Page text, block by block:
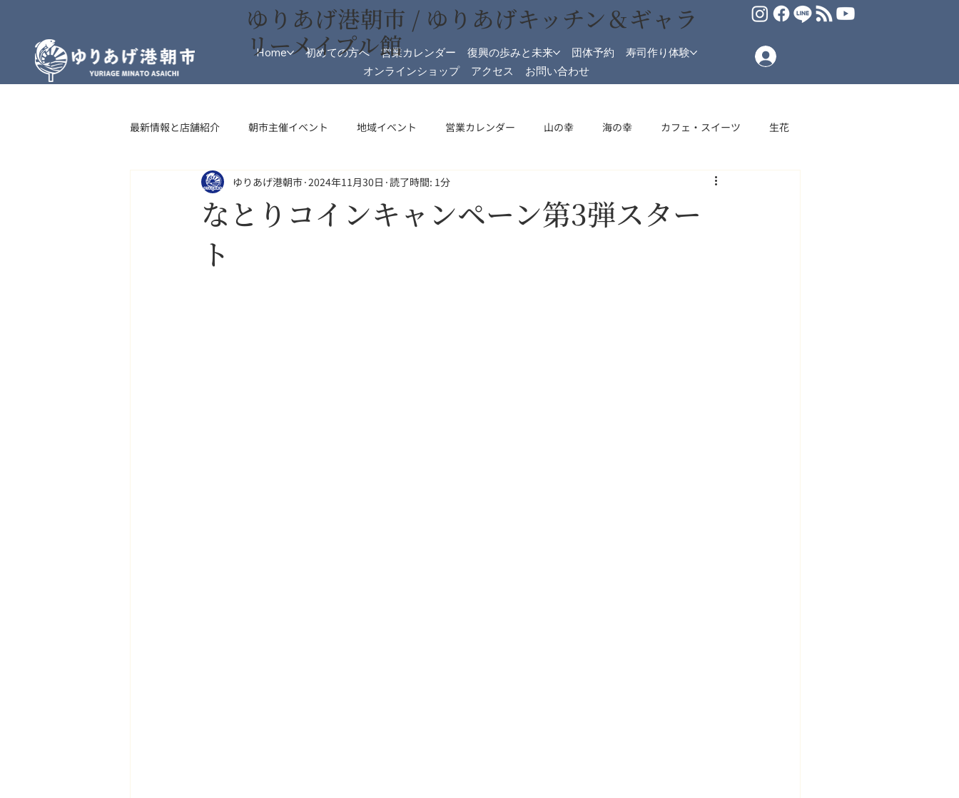
Home 初めての方へ 営業カレンダー 復興の歩みと未来 団体予約
寿司作り体験
オンラインショップ
アクセス お問い合わせ
ゆりあげ港朝市 / ゆりあげキッチン＆ギャラ
リーメイプル館
最新情報と店舗紹介 朝市主催イベント 地域イベント 営業カレンダー 山の幸 海の幸 カフェ・スイーツ 生花
インフォメーション フード・加工 メイプル館 メイプル館情報
なとりコインキャンペーン第3弾スター
ト
ゆりあげ港朝市 2024年11月30日 読了時間: 1分